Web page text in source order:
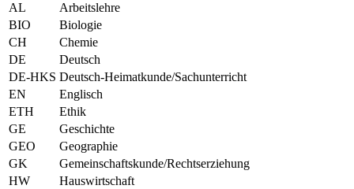
AL
Arbeitslehre
BIO
Biologie
CH
Chemie
DE
Deutsch
DE-HKS Deutsch-Heimatkunde/Sachunterricht
EN
Englisch
ETH
Ethik
GE
Geschichte
GEO
Geographie
GK
Gemeinschaftskunde/Rechtserziehung
HW
Hauswirtschaft